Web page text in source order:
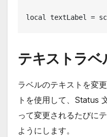
local textLabel =
テキストラベ
ラベルのテキストを変
トを使用して、Status
って変更されるたびに
ようにします。